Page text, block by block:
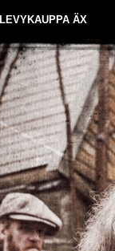
LEVYKAUPPA ÄX